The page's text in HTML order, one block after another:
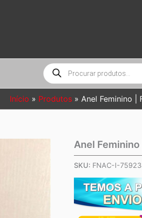
Pesquisar
produtos
Início Produtos Anel Feminino |
Anel
SKU: FNAC-I-